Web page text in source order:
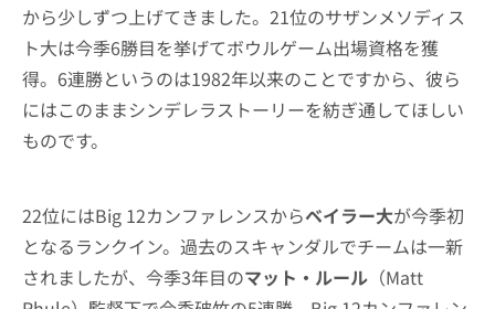
から少しずつ上げてきました。21位のサザンメソディス
ト大は今季6勝目を挙げてボウルゲーム出場資格を獲
得。6連勝というのは1982年以来のことですから、彼ら
にはこのままシンデレラストーリーを紡ぎ通してほしい
ものです。
22位にはBig 12カンファレンスからベイラー大が今季初
となるランクイン。過去のスキャンダルでチームは一新
されましたが、今季3年目のマット・ルール （Matt